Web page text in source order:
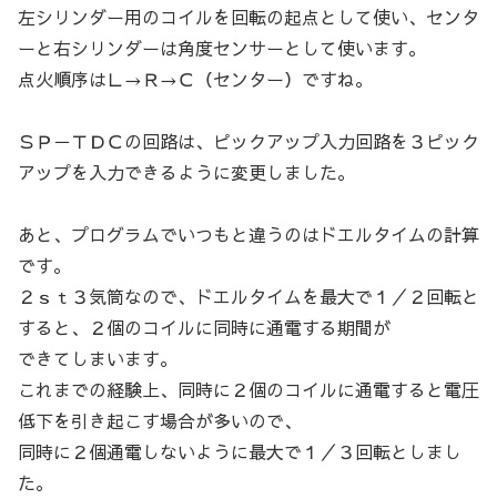
左シリンダー用のコイルを回転の起点として使い、センタ
ーと右シリンダーは角度センサーとして使います。
点火順序はＬ→Ｒ→Ｃ（センター）ですね。
ＳＰ－ＴＤＣの回路は、ピックアップ入力回路を３ピック
アップを入力できるように変更しました。
あと、プログラムでいつもと違うのはドエルタイムの計算
です。
２ｓｔ３気筒なので、ドエルタイムを最大で１／２回転と
すると、２個のコイルに同時に通電する期間が
できてしまいます。
これまでの経験上、同時に２個のコイルに通電すると電圧
低下を引き起こす場合が多いので、
同時に２個通電しないように最大で１／３回転としまし
た。